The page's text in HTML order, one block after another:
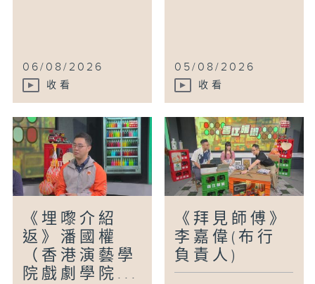
06/08/2026
收看
05/08/2026
收看
《埋嚟介紹
返》潘國權
（香港演藝學
院戲劇學院...
《拜見師傅》
李嘉偉(布行
負責人)